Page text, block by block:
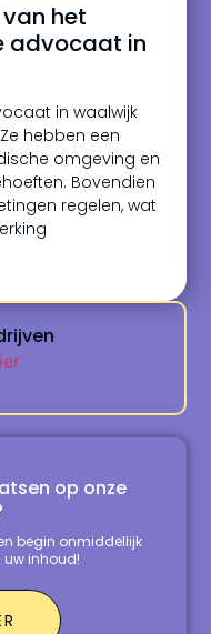
het
advocaat in
in waalwijk
hebben een
omgeving en
Bovendien
regelen, wat
op onze
begin onmiddellijk
uw inhoud!